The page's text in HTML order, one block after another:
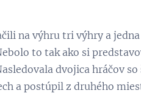
na výhru tri výhry a
to tak ako si
dvojica hráčov
a postúpil z druhého